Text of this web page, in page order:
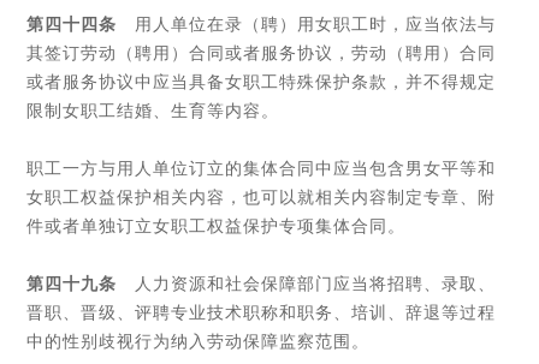
第四十四条 用人单位在录（聘）用女职工时，应当依法与
其签订劳动（聘用）合同或者服务协议，劳动（聘用）合同
或者服务协议中应当具备女职工特殊保护条款，并不得规定
限制女职工结婚、生育等内容。
职工一方与用人单位订立的集体合同中应当包含男女平等和
女职工权益保护相关内容，也可以就相关内容制定专章、附
件或者单独订立女职工权益保护专项集体合同。
第四十九条 人力资源和社会保障部门应当将招聘、录取、
晋职、晋级、评聘专业技术职称和职务、培训、辞退等过程
中的性别歧视行为纳入劳动保障监察范围。